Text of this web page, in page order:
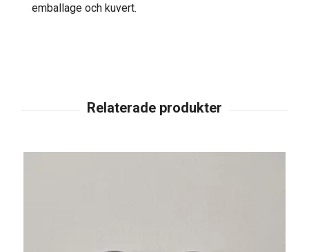
emballage och kuvert.